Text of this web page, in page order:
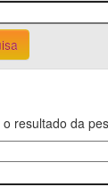
resultado da